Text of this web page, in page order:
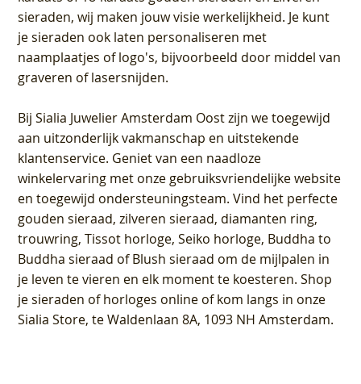
sieraden, wij maken jouw visie werkelijkheid. Je kunt
je sieraden ook laten personaliseren met
naamplaatjes of logo's, bijvoorbeeld door middel van
graveren of lasersnijden.
BijSialia Juwelier Amsterdam Oostzijn we toegewijd
aan uitzonderlijk vakmanschap en uitstekende
klantenservice. Geniet van een naadloze
winkelervaring met onze gebruiksvriendelijke website
en toegewijd ondersteuningsteam. Vind het perfecte
gouden sieraad, zilveren sieraad, diamanten ring,
trouwring, Tissot horloge, Seiko horloge, Buddha to
Buddha sieraad of Blush sieraad om de mijlpalen in
je leven te vieren en elk moment te koesteren. Shop
je sieraden of horloges online of kom langs in onze
Sialia Store, te Waldenlaan 8A, 1093 NH Amsterdam.